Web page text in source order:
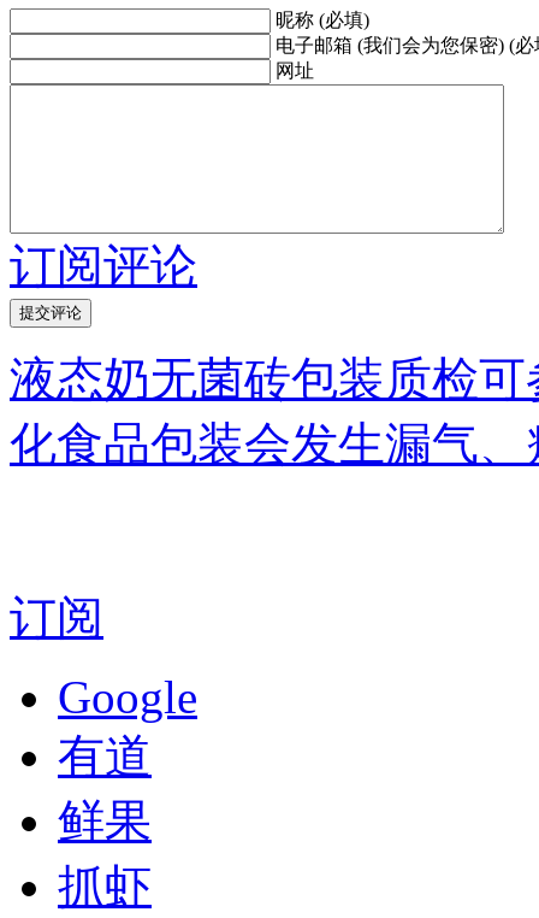
昵称 (必填)
电子邮箱 (我们会为您保密) (必
网址
订阅评论
液态奶无菌砖包装质检
化食品包装会发生漏气、
订阅
Google
有道
鲜果
抓虾